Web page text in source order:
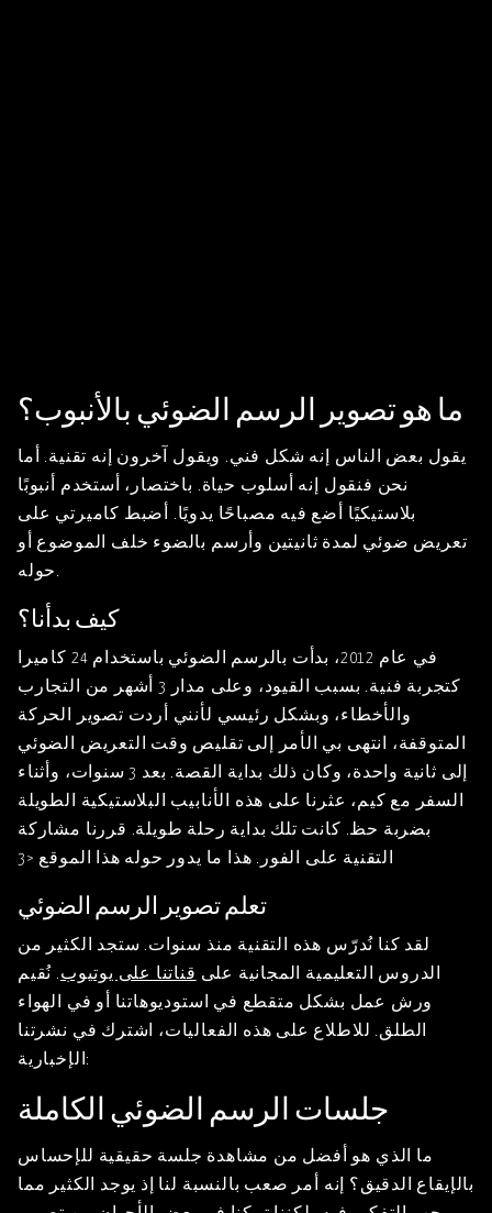
ما هو تصوير الرسم الضوئي بالأنبوب؟
يقول بعض الناس إنه شكل فني. ويقول آخرون إنه تقنية. أما
نحن فنقول إنه أسلوب حياة. باختصار، أستخدم أنبوبًا
بلاستيكيًا أضع فيه مصباحًا يدويًا. أضبط كاميرتي على
تعريض ضوئي لمدة ثانيتين وأرسم بالضوء خلف الموضوع أو
حوله.
كيف بدأنا؟
في عام 2012، بدأت بالرسم الضوئي باستخدام 24 كاميرا
كتجربة فنية. بسبب القيود، وعلى مدار 3 أشهر من التجارب
والأخطاء، وبشكل رئيسي لأنني أردت تصوير الحركة
المتوقفة، انتهى بي الأمر إلى تقليص وقت التعريض الضوئي
إلى ثانية واحدة، وكان ذلك بداية القصة. بعد 3 سنوات، وأثناء
السفر مع كيم، عثرنا على هذه الأنابيب البلاستيكية الطويلة
بضربة حظ. كانت تلك بداية رحلة طويلة. قررنا مشاركة
التقنية على الفور. هذا ما يدور حوله هذا الموقع <3
تعلم تصوير الرسم الضوئي
لقد كنا نُدرّس هذه التقنية منذ سنوات. ستجد الكثير من
الدروس التعليمية المجانية على قناتنا على يوتيوب . نُقيم
ورش عمل بشكل متقطع في استوديوهاتنا أو في الهواء
الطلق. للاطلاع على هذه الفعاليات، اشترك في نشرتنا
الإخبارية:
جلسات الرسم الضوئي الكاملة
ما الذي هو أفضل من مشاهدة جلسة حقيقية للإحساس
بالإيقاع الدقيق؟ إنه أمر صعب بالنسبة لنا إذ يوجد الكثير مما